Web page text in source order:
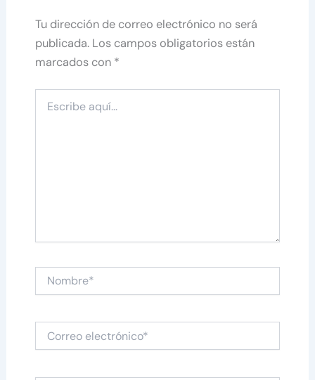
Tu dirección de correo electrónico no será
publicada. Los campos obligatorios están
marcados con *
aquí...
electrónico*